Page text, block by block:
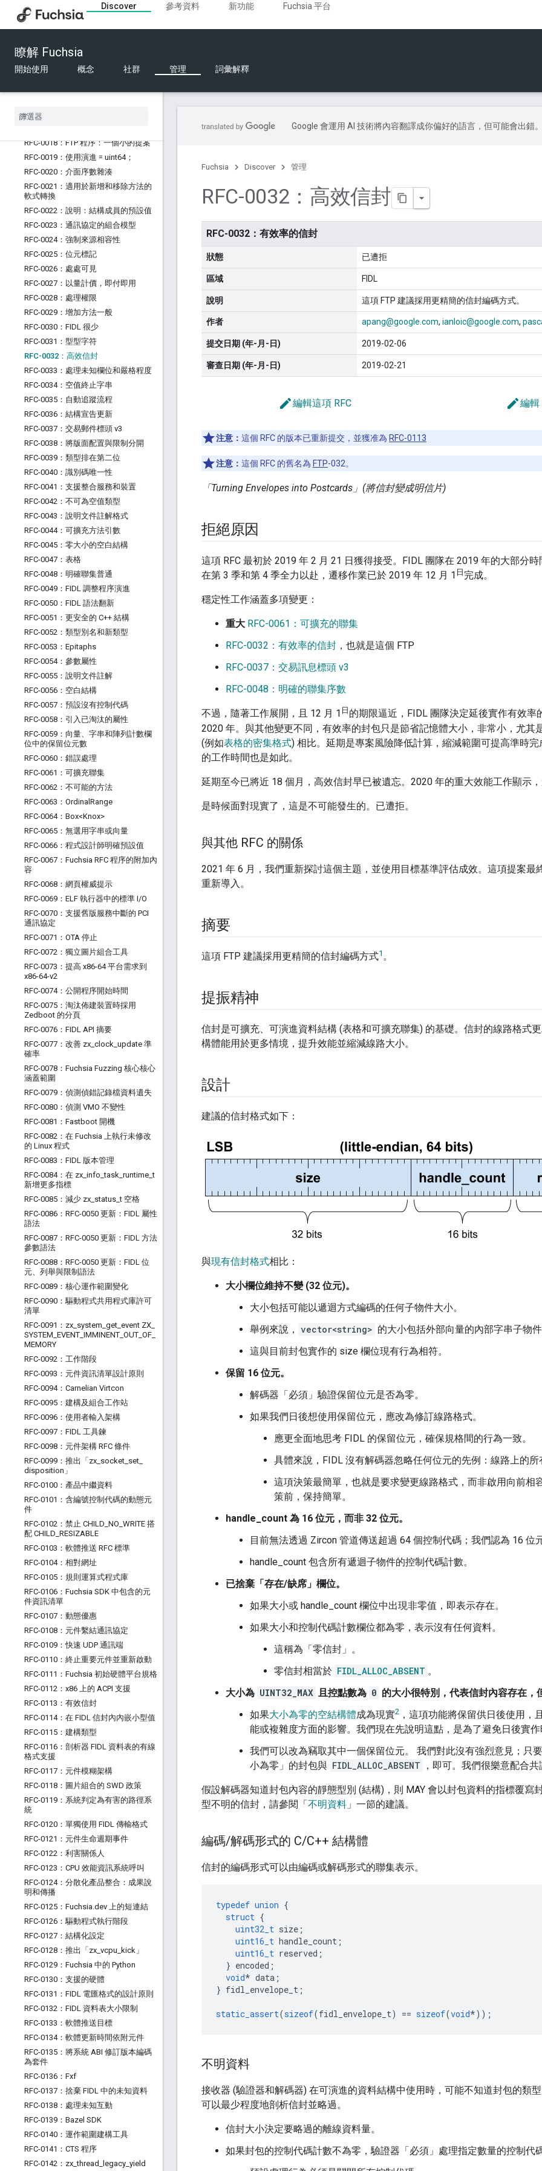
Discover 參考資料 新功能 Fuchsia 平台
瞭解 Fuchsia
開始使用 概念 社群 管理 詞彙解釋
zx_channel_write 和 zx_channel_call
RFC-0011：zx_object_get_info
ZX_INFO_KMEM_STATS_EXTENDED
RFC-0012：Zircon 可捨棄記憶體
RFC-0013：複製 VMO 對應
RFC-0014：放寬 zx_fifo_create 限制
RFC-0017：FTP 程序已失效，而且
RFC-0018：FTP 程序：一個小的提案
RFC-0019：使用演進 = uint64；
RFC-0020：介面序數雜湊
RFC-0021：適用於新增和移除方法的
軟式轉換
RFC-0022：說明：結構成員的預設值
RFC-0023：通訊協定的組合模型
RFC-0024：強制來源相容性
RFC-0025：位元標記
RFC-0026：處處可見
RFC-0027：以量計價，即付即用
RFC-0028：處理權限
RFC-0029：增加方法一般
RFC-0030：FIDL 很少
RFC-0031：型型字符
RFC-0032：高效信封
RFC-0033：處理未知欄位和嚴格程度
RFC-0034：空值終止字串
RFC-0035：自動追蹤流程
RFC-0036：結構宣告更新
RFC-0037：交易郵件標頭 v3
RFC-0038：將版面配置與限制分開
RFC-0039：類型排在第二位
RFC-0040：識別碼唯一性
RFC-0041：支援整合服務和裝置
RFC-0042：不可為空值類型
RFC-0043：說明文件註解格式
RFC-0044：可擴充方法引數
RFC-0045：零大小的空白結構
RFC-0047：表格
RFC-0048：明確聯集普通
RFC-0049：FIDL 調整程序演進
RFC-0050：FIDL 語法翻新
RFC-0051：更安全的 C++ 結構
RFC-0052：類型別名和新類型
RFC-0053：Epitaphs
RFC-0054：參數屬性
RFC-0055：說明文件註解
RFC-0056：空白結構
RFC-0057：預設沒有控制代碼
RFC-0058：引入已淘汰的屬性
RFC-0059：向量、字串和陣列計數欄
位中的保留位元數
RFC-0060：錯誤處理
RFC-0061：可擴充聯集
RFC-0062：不可能的方法
RFC-0063：Ordinal Range
RFC-0064：Box<Knox>
RFC-0065：無選用字串或向量
RFC-0066：程式設計師明確預設值
RFC-0067：Fuchsia RFC 程序的附加內
容
RFC-0068：網頁權威提示
RFC-0069：ELF 執行器中的標準 I/O
RFC-0070：支援舊版服務中斷的 PCI
通訊協定
RFC-0071：OTA 停止
RFC-0072：獨立圖片組合工具
RFC-0073：提高 x86-64 平台需求到
x86-64-v2
RFC-0074：公開程序開始時間
RFC-0075：淘汰佈建裝置時採用
Zedboot 的分頁
RFC-0076：FIDL API 摘要
RFC-0077：改善 zx clock update 準
確率
RFC-0078：Fuchsia Fuzzing 核心核心
涵蓋範圍
RFC-0079：偵測偵錯記錄檔資料遺失
RFC-0080：偵測 VMO 不變性
RFC-0081：Fastboot 開機
RFC-0082：在 Fuchsia 上執行未修改
的 Linux 程式
RFC-0083：FIDL 版本管理
RFC-0084：在 zx info _task runtime _t
新增更多指標
RFC-0085：減少 zx status _t 空格
RFC-0086：RFC-0050 更新：FIDL 屬性
語法
RFC-0087：RFC-0050 更新：FIDL 方法
參數語法
RFC-0088：RFC-0050 更新：FIDL 位
元、列舉與限制語法
RFC-0089：核心運作範圍變化
RFC-0090：驅動程式共用程式庫許可
清單
RFC-0091：zx system get event ZX
SYSTEM EVENT IMMINENT OUT OF
MEMORY
RFC-0092：工作階段
RFC-0093：元件資訊清單設計原則
RFC-0094：Carnelian Virtcon
RFC-0095：建構及組合工作站
RFC-0096：使用者輸入架構
RFC-0097：FIDL 工具鍊
RFC-0098：元件架構 RFC 條件
RFC-0099：推出「zx socket set
disposition」
RFC-0100：產品中繼資料
RFC-0101：含編號控制代碼的動態元
件
RFC-0102：禁止 CHILD NO WRITE 搭
配 CHILD RESIZABLE
RFC-0103：軟體推送 RFC 標準
RFC-0104：相對網址
RFC-0105：規則運算式程式庫
RFC-0106：Fuchsia SDK 中包含的元
件資訊清單
RFC-0107：動態優惠
RFC-0108：元件繫結通訊協定
RFC-0109：快速 UDP 通訊端
RFC-0110：終止重要元件並重新啟動
RFC-0111：Fuchsia 初始硬體平台規格
RFC-0112：x86 上的 ACPI 支援
RFC-0113：有效信封
RFC-0114：在 FIDL 信封內內嵌小型值
RFC-0115：建構類型
RFC-0116：剖析器 FIDL 資料表的有線
格式支援
RFC-0117：元件模糊架構
RFC-0118：圖片組合的 SWD 政策
RFC-0119：系統判定為有害的路徑系
統
RFC-0120：單獨使用 FIDL 傳輸格式
RFC-0121：元件生命週期事件
RFC-0122：利害關係人
RFC-0123：CPU 效能資訊系統呼叫
RFC-0124：分散化產品整合：成果說
明和傳播
RFC-0125：Fuchsia.dev 上的短連結
RFC-0126：驅動程式執行階段
RFC-0127：結構化設定
RFC-0128：推出「zx vcpu kick」
RFC-0129：Fuchsia 中的 Python
RFC-0130：支援的硬體
RFC-0131：FIDL 電匯格式的設計原則
RFC-0132：FIDL 資料表大小限制
RFC-0133：軟體推送目標
RFC-0134：軟體更新時間依附元件
RFC-0135：將系統 ABI 修訂版本編碼
為套件
RFC-0136：Fxf
RFC-0137：捨棄 FIDL 中的未知資料
RFC-0138：處理未知互動
RFC-0139：Bazel SDK
RFC-0140：運作範圍建構工具
RFC-0141：CTS 程序
RFC-0142：zx _thread legacy yield
Google 會運用 AI 技術將內容翻譯成你偏好的語言，但可能會出錯
Fuchsia Discover 管理
RFC-0032：高效信封
RFC-0032：有效率的信封
狀態 已遭拒
區域 FIDL
說明 這項 FTP 建議採用更精簡的信封編碼方式。
作者 apang@google.com ianloic@google.com
提交日期 (年-月-日) 2019-02-06
審查日期 (年-月-日) 2019-02-21
edit編輯這項 RFC edit編輯
注意： 這個 RFC 的版本已重新提交，並獲准為 RFC-0113
注意： 這個 RFC 的舊名為 FTP-032。
「Turning Envelopes into Postcards」(將信封變成明信片)
拒絕原因
這項 RFC 最初於 2019 年 2 月 21 日獲得接受。FIDL 團隊在 2019 年的大部分
在第 3 季和第 4 季全力以赴，遷移作業已於 2019 年 12 月 1 日 完成。
穩定性工作涵蓋多項變更：
重大 RFC-0061：可擴充的聯集
RFC-0032：有效率的信封 ，也就是這個 FTP
RFC-0037：交易訊息標頭 v3
RFC-0048：明確的聯集序數
不過，隨著工作展開，且 12 月 1 日 的期限逼近，FIDL 團隊決定延後實作有效
2020 年。與其他變更不同，有效率的封包只是節省記憶體大小，非常小，尤其
(例如表格的密集格式) 相比。延期是專案風險降低計算，縮減範圍可提高準時
的工作時間也是如此。
延期至今已將近 18 個月，高效信封早已被遺忘。2020 年的重大效能工作顯示
是時候面對現實了，這是不可能發生的。已遭拒。
與其他 RFC 的關係
2021 年 6 月，我們重新探討這個主題，並使用目標基準評估成效。這項提案最
重新導入。
摘要
這項 FTP 建議採用更精簡的信封編碼方式1 。
提振精神
信封是可擴充、可演進資料結構 (表格和可擴充聯集) 的基礎。信封的線路格式
構體能用於更多情境，提升效能並縮減線路大小。
設計
建議的信封格式如下：
與現有信封格式相比：
大小欄位維持不變 (32 位元)。
大小包括可能以遞迴方式編碼的任何子物件大小。
舉例來說， vector<string> 的大小包括外部向量的內部字串子物
這與目前封包實作的 size 欄位現有行為相符。
保留 16 位元。
解碼器「必須」驗證保留位元是否為零。
如果我們日後想使用保留位元，應改為修訂線路格式。
應更全面地思考 FIDL 的保留位元，確保規格間的行為一致。
具體來說，FIDL 沒有解碼器忽略任何位元的先例：線路上的
這項決策最簡單，也就是要求變更線路格式，而非啟用向前相
策前，保持簡單。
handle_count 為 16 位元，而非 32 位元。
目前無法透過 Zircon 管道傳送超過 64 個控制代碼；我們認為 16 位
handle_count 包含所有遞迴子物件的控制代碼計數。
已捨棄「存在/缺席」欄位。
如果大小或 handle_count 欄位中出現非零值，即表示存在。
如果大小和控制代碼計數欄位都為零，表示沒有任何資料。
這稱為「零信封」 。
零信封相當於 FIDL_ALLOC_ABSENT 。
大小為 UINT32_MAX 且控點數為 0 的大小很特別，代表信封內容存在，
如果大小為零的空結構體成為現實2 ，這項功能將保留供日後使用，
能或複雜度方面的影響。我們現在先說明這點，是為了避免日後實
我們可以改為竊取其中一個保留位元。 我們對此沒有強烈意見；只
小為零」的封包與 FIDL_ALLOC_ABSENT ，即可。我們很樂意配合共
假設解碼器知道封包內容的靜態型別 (結構)，則 MAY 會以封包資料的指標覆寫
型不明的信封，請參閱「 不明資料 」一節的建議。
編碼/解碼形式的 C/C++ 結構體
信封的編碼形式可以由編碼或解碼形式的聯集表示。
typedef union {
struct {
uint32_t size ;
uint16_t handle_count ;
uint16_t reserved ;
} encoded ;
void* data ;
} fidl_envelope_t ;
static_assert(sizeof(fidl_envelope_t) == sizeof(void*));
不明資料
接收器 (驗證器和解碼器) 在可演進的資料結構中使用時，可能不知道封包的類
可以最少程度地剖析信封並略過。
信封大小決定要略過的離線資料量。
如果封包的控制代碼計數不為零，驗證器「必須」處理指定數量的控制代